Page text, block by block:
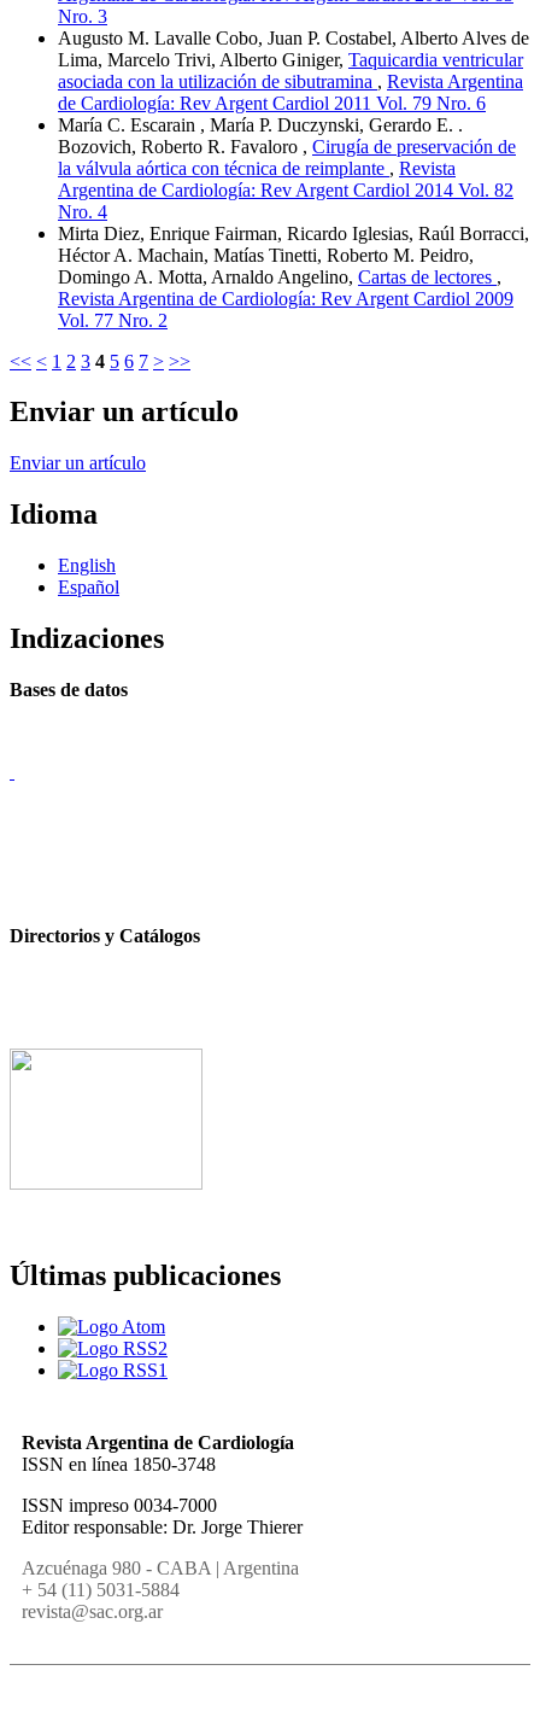
Nro. 3
Augusto M. Lavalle Cobo, Juan P. Costabel, Alberto Alves de
Lima, Marcelo Trivi, Alberto Giniger, Taquicardia ventricular
asociada con la utilización de sibutramina , Revista Argentina
de Cardiología: Rev Argent Cardiol 2011 Vol. 79 Nro. 6
María C. Escarain , María P. Duczynski, Gerardo E. .
Bozovich, Roberto R. Favaloro , Cirugía de preservación de
la válvula aórtica con técnica de reimplante , Revista
Argentina de Cardiología: Rev Argent Cardiol 2014 Vol. 82
Nro. 4
Mirta Diez, Enrique Fairman, Ricardo Iglesias, Raúl Borracci,
Héctor A. Machain, Matías Tinetti, Roberto M. Peidro,
Domingo A. Motta, Arnaldo Angelino, Cartas de lectores ,
Revista Argentina de Cardiología: Rev Argent Cardiol 2009
Vol. 77 Nro. 2
<< < 1 2 3 4 5 6 7 > >>
Enviar un artículo
Enviar un artículo
Idioma
English
Español
Indizaciones
Bases de datos
Directorios y Catálogos
Últimas publicaciones
Revista Argentina de Cardiología
ISSN en línea 1850-3748
ISSN impreso 0034-7000
Editor responsable: Dr. Jorge Thierer
Azcuénaga 980 - CABA | Argentina
+ 54 (11) 5031-5884
revista@sac.org.ar